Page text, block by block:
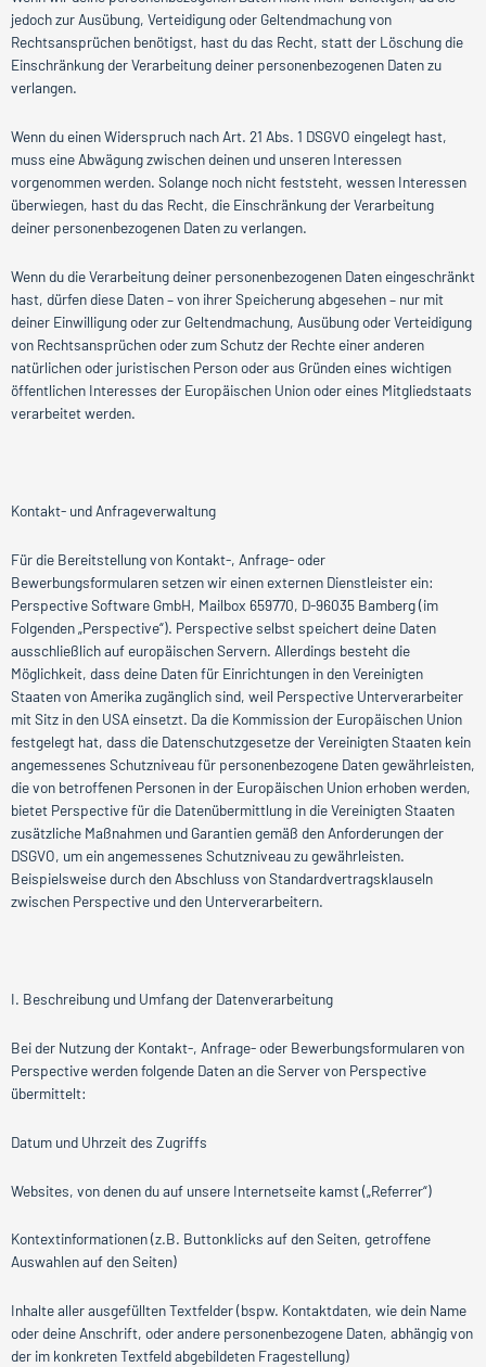
jedoch zur Ausübung, Verteidigung oder Geltendmachung von
Rechtsansprüchen benötigst, hast du das Recht, statt der Löschung die
Einschränkung der Verarbeitung deiner personenbezogenen Daten zu
verlangen.
Wenn du einen Widerspruch nach Art. 21 Abs. 1 DSGVO eingelegt hast,
muss eine Abwägung zwischen deinen und unseren Interessen
vorgenommen werden. Solange noch nicht feststeht, wessen Interessen
überwiegen, hast du das Recht, die Einschränkung der Verarbeitung
deiner personenbezogenen Daten zu verlangen.
Wenn du die Verarbeitung deiner personenbezogenen Daten eingeschränkt
hast, dürfen diese Daten – von ihrer Speicherung abgesehen – nur mit
deiner Einwilligung oder zur Geltendmachung, Ausübung oder Verteidigung
von Rechtsansprüchen oder zum Schutz der Rechte einer anderen
natürlichen oder juristischen Person oder aus Gründen eines wichtigen
öffentlichen Interesses der Europäischen Union oder eines Mitgliedstaats
verarbeitet werden.
Kontakt- und Anfrageverwaltung
Für die Bereitstellung von Kontakt-, Anfrage- oder
Bewerbungsformularen setzen wir einen externen Dienstleister ein:
Perspective Software GmbH, Mailbox 659770, D-96035 Bamberg (im
Folgenden „Perspective“). Perspective selbst speichert deine Daten
ausschließlich auf europäischen Servern. Allerdings besteht die
Möglichkeit, dass deine Daten für Einrichtungen in den Vereinigten
Staaten von Amerika zugänglich sind, weil Perspective Unterverarbeiter
mit Sitz in den USA einsetzt. Da die Kommission der Europäischen Union
festgelegt hat, dass die Datenschutzgesetze der Vereinigten Staaten kein
angemessenes Schutzniveau für personenbezogene Daten gewährleisten,
die von betroffenen Personen in der Europäischen Union erhoben werden,
bietet Perspective für die Datenübermittlung in die Vereinigten Staaten
zusätzliche Maßnahmen und Garantien gemäß den Anforderungen der
DSGVO, um ein angemessenes Schutzniveau zu gewährleisten.
Beispielsweise durch den Abschluss von Standardvertragsklauseln
zwischen Perspective und den Unterverarbeitern.
I. Beschreibung und Umfang der Datenverarbeitung
Bei der Nutzung der Kontakt-, Anfrage- oder Bewerbungsformularen von
Perspective werden folgende Daten an die Server von Perspective
übermittelt:
Datum und Uhrzeit des Zugriffs
Websites, von denen du auf unsere Internetseite kamst („Referrer“)
Kontextinformationen (z.B. Buttonklicks auf den Seiten, getroffene
Auswahlen auf den Seiten)
Inhalte aller ausgefüllten Textfelder (bspw. Kontaktdaten, wie dein Name
oder deine Anschrift, oder andere personenbezogene Daten, abhängig von
der im konkreten Textfeld abgebildeten Fragestellung)